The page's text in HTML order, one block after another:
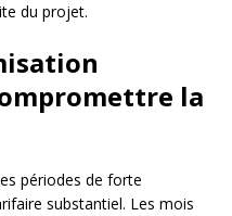
du projet.
la
périodes de forte
substantiel. Les mois